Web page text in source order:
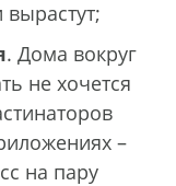
. Дома вокруг
не хочется
–
на пару